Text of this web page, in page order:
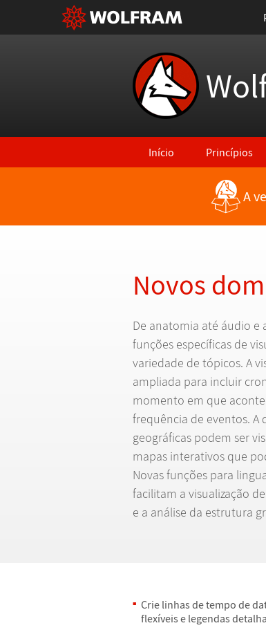
Início Princípios
Voltar para Últimas A
Novos
De anatomia até áudio e
funções específicas de
variedade de tópicos. A
ampliada para incluir
momento em que
frequência de eventos. A
geográficas podem ser
mapas interativos que
Novas funções para
facilitam a visualização
e a análise da estrutura
Crie linhas de tempo de
flexíveis e legendas